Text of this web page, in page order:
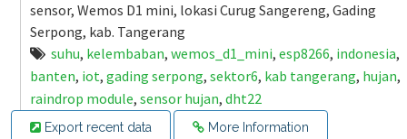
sensor, Wemos D1 mini, lokasi Curug Sangereng, Gading
Serpong, kab. Tangerang
suhu, kelembaban, wemos_d1_mini, esp8266, indonesia,
banten, iot, gading serpong, sektor6, kab tangerang, hujan,
raindrop module, sensor hujan, dht22
Export recent data More Information